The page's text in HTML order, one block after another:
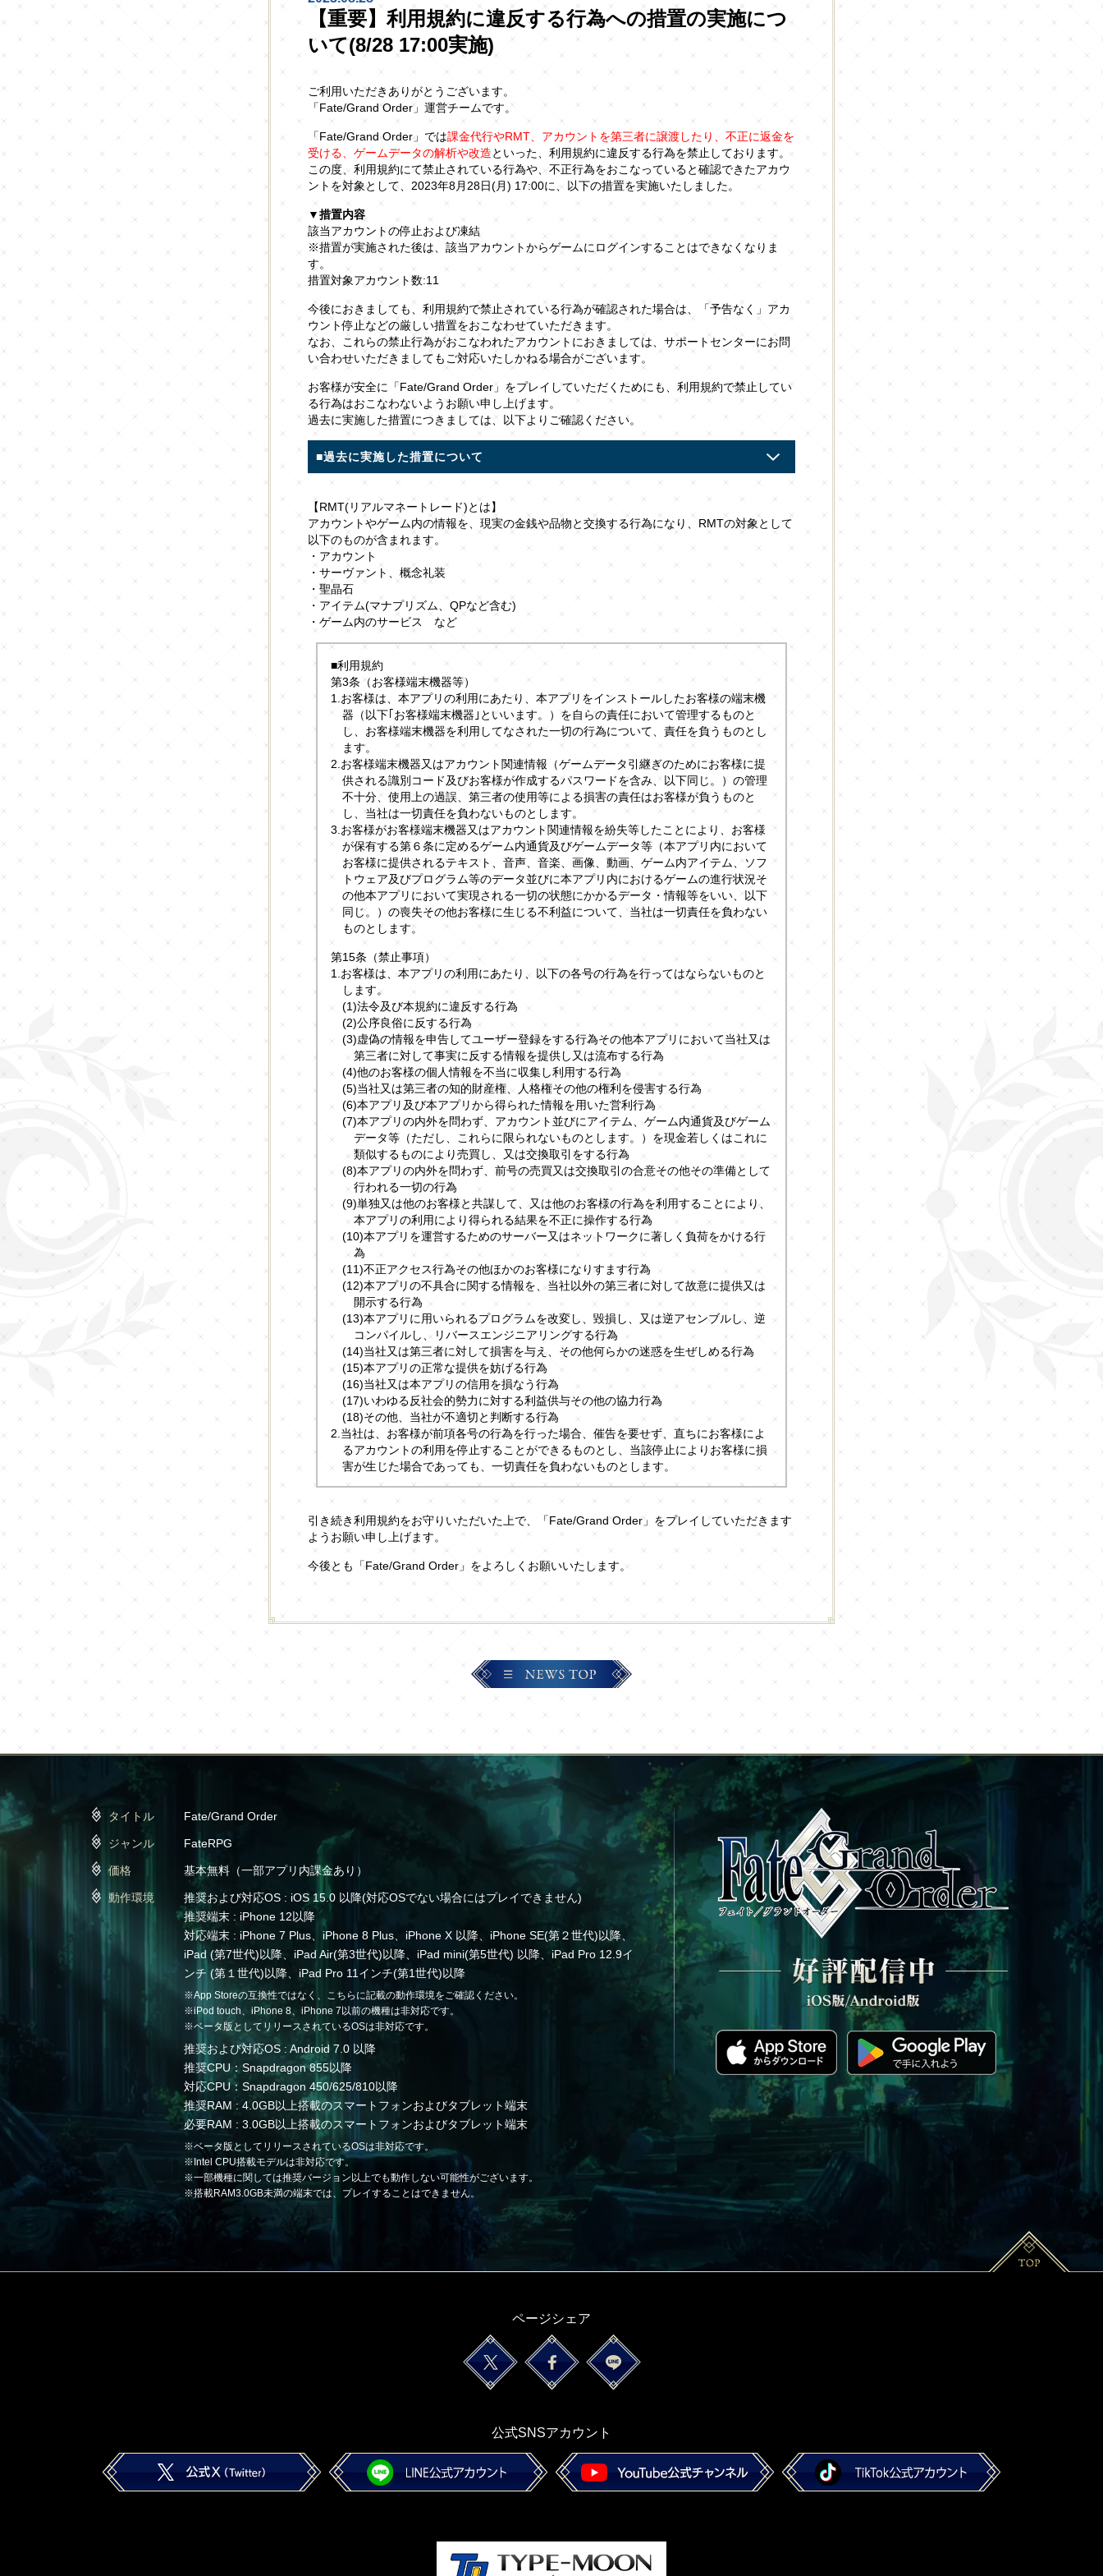
【重要】利用規約に違反する行為への措置の実施につ
いて(8/28 17:00実施)
ご利用いただきありがとうございます。
「Fate/Grand Order」運営チームです。
「Fate/Grand Order」では課金代行やRMT、アカウントを第三者に譲渡したり、不正に返金を
受ける、ゲームデータの解析や改造といった、利用規約に違反する行為を禁止しております。
この度、利用規約にて禁止されている行為や、不正行為をおこなっていると確認できたアカウ
ントを対象として、2023年8月28日(月) 17:00に、以下の措置を実施いたしました。
▼措置内容
該当アカウントの停止および凍結
※措置が実施された後は、該当アカウントからゲームにログインすることはできなくなりま
す。
措置対象アカウント数:11
今後におきましても、利用規約で禁止されている行為が確認された場合は、「予告なく」アカ
ウント停止などの厳しい措置をおこなわせていただきます。
なお、これらの禁止行為がおこなわれたアカウントにおきましては、サポートセンターにお問
い合わせいただきましてもご対応いたしかねる場合がございます。
お客様が安全に「Fate/Grand Order」をプレイしていただくためにも、利用規約で禁止してい
る行為はおこなわないようお願い申し上げます。
過去に実施した措置につきましては、以下よりご確認ください。
■過去に実施した措置について
【RMT(リアルマネートレード)とは】
アカウントやゲーム内の情報を、現実の金銭や品物と交換する行為になり、RMTの対象として
以下のものが含まれます。
・アカウント
・サーヴァント、概念礼装
・聖晶石
・アイテム(マナプリズム、QPなど含む)
・ゲーム内のサービス など
■利用規約
第3条（お客様端末機器等）
1.お客様は、本アプリの利用にあたり、本アプリをインストールしたお客様の端末機
器（以下｢お客様端末機器｣といいます。）を自らの責任において管理するものと
し、お客様端末機器を利用してなされた一切の行為について、責任を負うものとし
ます。
2.お客様端末機器又はアカウント関連情報（ゲームデータ引継ぎのためにお客様に提
供される識別コード及びお客様が作成するパスワードを含み、以下同じ。）の管理
不十分、使用上の過誤、第三者の使用等による損害の責任はお客様が負うものと
し、当社は一切責任を負わないものとします。
3.お客様がお客様端末機器又はアカウント関連情報を紛失等したことにより、お客様
が保有する第６条に定めるゲーム内通貨及びゲームデータ等（本アプリ内において
お客様に提供されるテキスト、音声、音楽、画像、動画、ゲーム内アイテム、ソフ
トウェア及びプログラム等のデータ並びに本アプリ内におけるゲームの進行状況そ
の他本アプリにおいて実現される一切の状態にかかるデータ・情報等をいい、以下
同じ。）の喪失その他お客様に生じる不利益について、当社は一切責任を負わない
ものとします。
第15条（禁止事項）
1.お客様は、本アプリの利用にあたり、以下の各号の行為を行ってはならないものと
します。
(1)法令及び本規約に違反する行為
(2)公序良俗に反する行為
(3)虚偽の情報を申告してユーザー登録をする行為その他本アプリにおいて当社又は
第三者に対して事実に反する情報を提供し又は流布する行為
(4)他のお客様の個人情報を不当に収集し利用する行為
(5)当社又は第三者の知的財産権、人格権その他の権利を侵害する行為
(6)本アプリ及び本アプリから得られた情報を用いた営利行為
(7)本アプリの内外を問わず、アカウント並びにアイテム、ゲーム内通貨及びゲーム
データ等（ただし、これらに限られないものとします。）を現金若しくはこれに
類似するものにより売買し、又は交換取引をする行為
(8)本アプリの内外を問わず、前号の売買又は交換取引の合意その他その準備として
行われる一切の行為
(9)単独又は他のお客様と共謀して、又は他のお客様の行為を利用することにより、
本アプリの利用により得られる結果を不正に操作する行為
(10)本アプリを運営するためのサーバー又はネットワークに著しく負荷をかける行
為
(11)不正アクセス行為その他ほかのお客様になりすます行為
(12)本アプリの不具合に関する情報を、当社以外の第三者に対して故意に提供又は
開示する行為
(13)本アプリに用いられるプログラムを改変し、毀損し、又は逆アセンブルし、逆
コンパイルし、リバースエンジニアリングする行為
(14)当社又は第三者に対して損害を与え、その他何らかの迷惑を生ぜしめる行為
(15)本アプリの正常な提供を妨げる行為
(16)当社又は本アプリの信用を損なう行為
(17)いわゆる反社会的勢力に対する利益供与その他の協力行為
(18)その他、当社が不適切と判断する行為
2.当社は、お客様が前項各号の行為を行った場合、催告を要せず、直ちにお客様によ
るアカウントの利用を停止することができるものとし、当該停止によりお客様に損
害が生じた場合であっても、一切責任を負わないものとします。
引き続き利用規約をお守りいただいた上で、「Fate/Grand Order」をプレイしていただきます
ようお願い申し上げます。
今後とも「Fate/Grand Order」をよろしくお願いいたします。
タイトル Fate/Grand Order
ジャンル FateRPG
価格 基本無料（一部アプリ内課金あり）
動作環境
推奨および対応OS : iOS 15.0 以降(対応OSでない場合にはプレイできません)
推奨端末 : iPhone 12以降
対応端末 : iPhone 7 Plus、iPhone 8 Plus、iPhone X 以降、iPhone SE(第２世代)以降、
iPad (第7世代)以降、iPad Air(第3世代)以降、iPad mini(第5世代) 以降、iPad Pro 12.9イ
ンチ (第１世代)以降、iPad Pro 11インチ(第1世代)以降
※App Storeの互換性ではなく、こちらに記載の動作環境をご確認ください。
※iPod touch、iPhone 8、iPhone 7以前の機種は非対応です。
※ベータ版としてリリースされているOSは非対応です。
推奨および対応OS : Android 7.0 以降
推奨CPU：Snapdragon 855以降
対応CPU：Snapdragon 450/625/810以降
推奨RAM : 4.0GB以上搭載のスマートフォンおよびタブレット端末
必要RAM : 3.0GB以上搭載のスマートフォンおよびタブレット端末
※ベータ版としてリリースされているOSは非対応です。
※Intel CPU搭載モデルは非対応です。
※一部機種に関しては推奨バージョン以上でも動作しない可能性がございます。
※搭載RAM3.0GB未満の端末では、プレイすることはできません。
ページシェア
公式SNSアカウント